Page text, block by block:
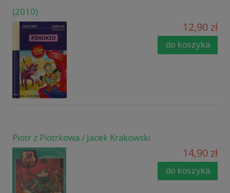
(2010)
12,90 zł
do koszyka
Piotr z Piotrkowa / Jacek Krakowski
14,90 zł
do koszyka